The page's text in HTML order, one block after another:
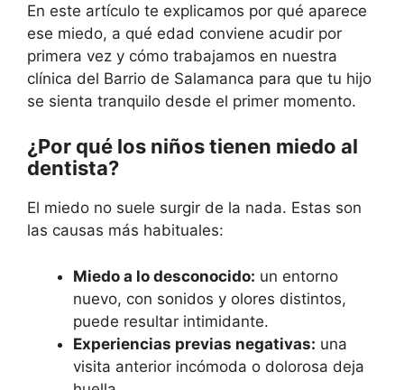
En este artículo te explicamos por qué aparece
ese miedo, a qué edad conviene acudir por
primera vez y cómo trabajamos en nuestra
clínica del Barrio de Salamanca para que tu hijo
se sienta tranquilo desde el primer momento.
¿Por qué los niños tienen miedo al
dentista?
El miedo no suele surgir de la nada. Estas son
las causas más habituales:
Miedo a lo desconocido: un entorno
nuevo, con sonidos y olores distintos,
puede resultar intimidante.
Experiencias previas negativas: una
visita anterior incómoda o dolorosa deja